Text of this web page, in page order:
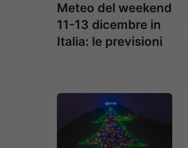
Meteo del weekend
11-13 dicembre in
Italia: le previsioni